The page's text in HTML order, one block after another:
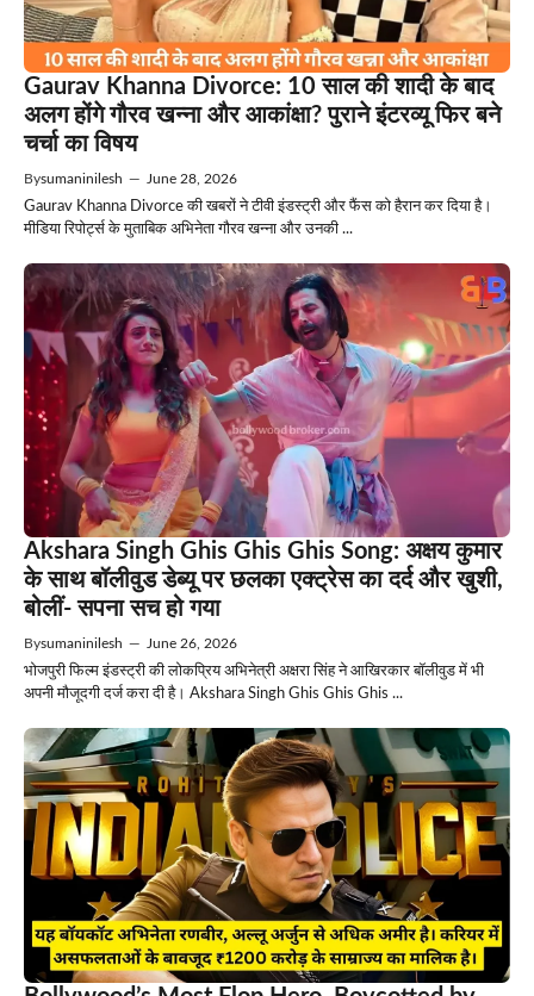
Gaurav Khanna Divorce: 10 साल की शादी के बाद
अलग होंगे गौरव खन्ना और आकांक्षा? पुराने इंटरव्यू फिर बने
चर्चा का विषय
Bysumaninilesh — June 28, 2026
Gaurav Khanna Divorce की खबरों ने टीवी इंडस्ट्री और फैंस को हैरान कर दिया है।
मीडिया रिपोर्ट्स के मुताबिक अभिनेता गौरव खन्ना और उनकी ...
Akshara Singh Ghis Ghis Ghis Song: अक्षय कुमार
के साथ बॉलीवुड डेब्यू पर छलका एक्ट्रेस का दर्द और खुशी,
बोलीं- सपना सच हो गया
Bysumaninilesh — June 26, 2026
भोजपुरी फिल्म इंडस्ट्री की लोकप्रिय अभिनेत्री अक्षरा सिंह ने आखिरकार बॉलीवुड में भी
अपनी मौजूदगी दर्ज करा दी है। Akshara Singh Ghis Ghis Ghis ...